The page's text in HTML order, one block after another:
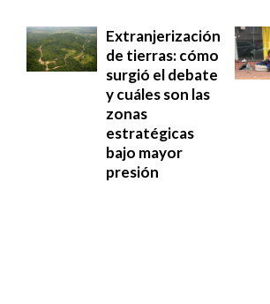
Extranjerización
de tierras: cómo
surgió el debate
y cuáles son las
zonas
estratégicas
bajo mayor
presión